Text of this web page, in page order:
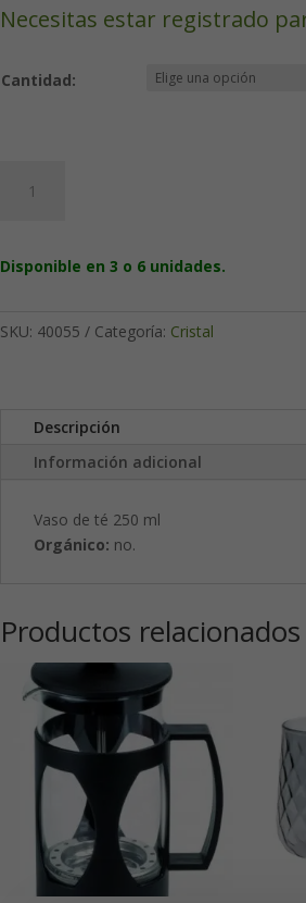
Necesitas estar registrado
Cantidad:
Vaso
250
cantidad
Disponible en 3 o 6 unidades.
SKU: 40055 Categoría: Cristal
Descripción
Información adicional
Vaso de té 250 ml
Orgánico: no.
Productos relacionados